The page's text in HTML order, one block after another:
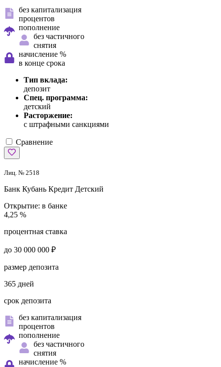
без капитализация
процентов
пополнение
без частичного
снятия
начисление %
в конце срока
Тип вклада:
депозит
Спец. программа:
детский
Расторжение:
с штрафными санкциями
Сравнение
Лиц. № 2518
Банк Кубань Кредит Детский
Открытие: в банке
4,25 %
процентная ставка
до 30 000 000 ₽
размер депозита
365 дней
срок депозита
без капитализация
процентов
пополнение
без частичного
снятия
начисление %